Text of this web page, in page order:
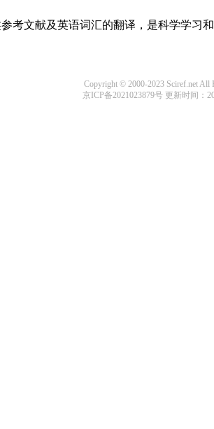
考文献及英语词汇的翻译，是科学学习和
Copyright © 2000-2023 Sciref.net All
京ICP备2021023879号更新时间：